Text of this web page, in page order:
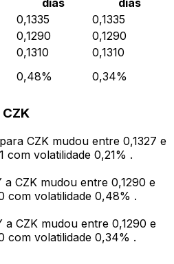
0,1335
0,1335
0,1290
0,1290
0,1310
0,1310
0,48% 0,34%
CZK mudou entre 0,1327 e
com volatilidade 0,21% .
CZK mudou entre 0,1290 e
com volatilidade 0,48% .
CZK mudou entre 0,1290 e
com volatilidade 0,34% .